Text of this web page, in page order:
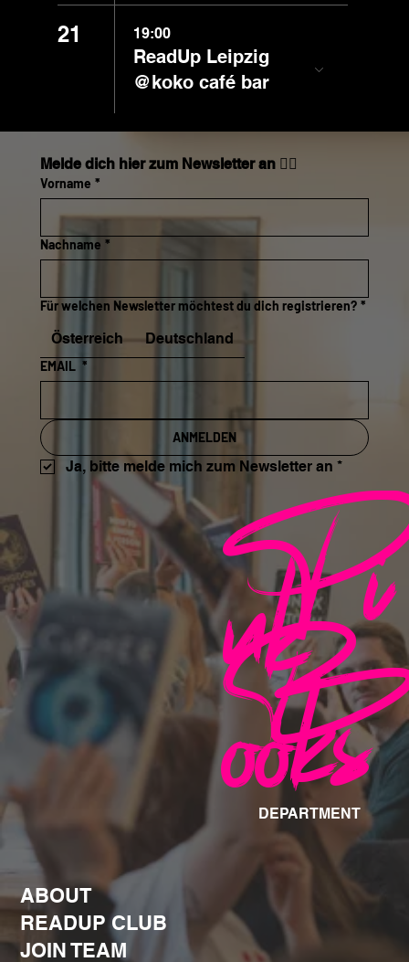
21 19:00
ReadUp Leipzig
@koko café bar
Pi
nk
B
ooks
DEPARTMENT
Melde dich hier zum Newsletter an 👇🏼
Vorname *
Nachname *
Für welchen Newsletter möchtest du dich registrieren? *
Österreich Deutschland
EMAIL *
ANMELDEN
Ja, bitte melde mich zum Newsletter an *
ABOUT
READUP CLUB
JOIN TEAM